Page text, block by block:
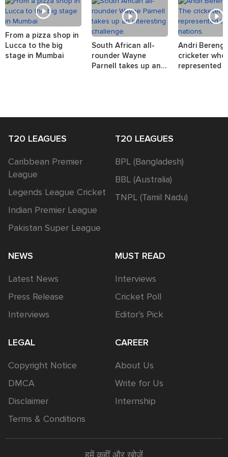
From a pizza shop in
Lucca to the big
stage in Mumbai
South African all-
rounder Wayne
Parnell takes up an
Andri
cricketer who
represented
T20 LEAGUES
Caribbean Premier
League
Legends League Cricket
Indian Premier League
Pakistan Super League
T20 LEAGUES
BPL (Bangladesh)
BBL (Australia)
TNPL (Tamil Nadu)
NEWS
Latest News
Press Release
Interviews
MUST READ
Interviews
Cricket Poll
Editor’s Pick
LEGAL
Copyright Notice
DMCA
Disclaimer
Terms & Conditions
CAREER
About Us
Write for Us
Internship